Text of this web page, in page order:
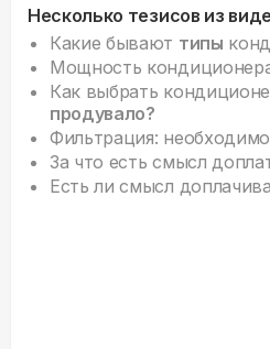
Несколько тезисов из
Какие бывают типы
Мощность
Как выбрать
продувало?
Фильтрация:
За что есть смысл
Есть ли смысл